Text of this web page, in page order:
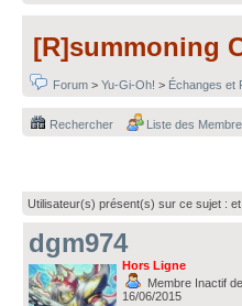
[R]summoning
Forum > Yu-Gi-Oh! > Échanges et
Rechercher Liste des
Utilisateur(s) présent(s) sur ce sujet :
dgm974
Hors Ligne
Membre Inactif
16/06/2015